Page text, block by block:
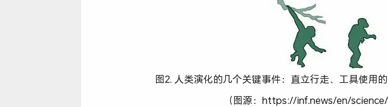
图2. 人类演化的几个关键事件：直立行走、工具使用
（图源：https://inf.news/en/